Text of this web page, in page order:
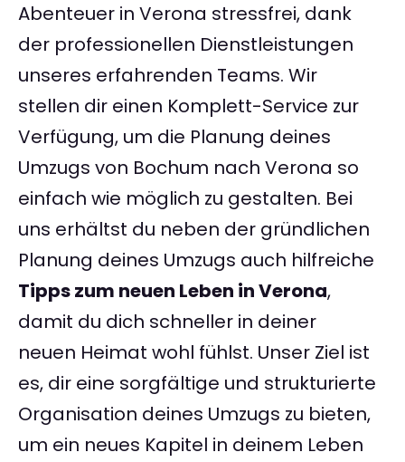
Abenteuer in Verona stressfrei, dank
der professionellen Dienstleistungen
unseres erfahrenden Teams. Wir
stellen dir einen Komplett-Service zur
Verfügung, um die Planung deines
Umzugs von Bochum nach Verona so
einfach wie möglich zu gestalten. Bei
uns erhältst du neben der gründlichen
Planung deines Umzugs auch hilfreiche
Tipps zum neuen Leben in Verona,
damit du dich schneller in deiner
neuen Heimat wohl fühlst. Unser Ziel ist
es, dir eine sorgfältige und strukturierte
Organisation deines Umzugs zu bieten,
um ein neues Kapitel in deinem Leben